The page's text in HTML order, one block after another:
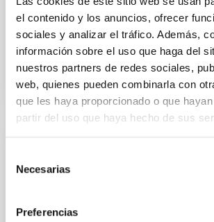
el contenido y los anuncios, ofrecer
sociales y analizar el tráfico. Además,
información sobre el uso que haga del
nuestros partners de redes sociales,
web, quienes pueden combinarla con
que les haya proporcionado o que
partir del uso que haya hecho de sus
Necesarias
Preferencias
Fecha de publicación:
BIBCODE 2026A&A...710A..95S
NÚMERO DE CITAS 1
Joining forces: 30 years of
We present extended optical monitoring